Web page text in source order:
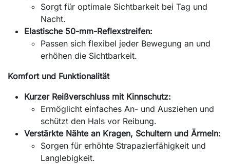
Sorgt für optimale Sichtbarkeit bei Tag und
Nacht.
Elastische 50-mm-Reflexstreifen:
Passen sich flexibel jeder Bewegung an und
erhöhen die Sichtbarkeit.
Komfort und Funktionalität
Kurzer Reißverschluss mit Kinnschutz:
Ermöglicht einfaches An- und Ausziehen und
schützt den Hals vor Reibung.
Verstärkte Nähte an Kragen, Schultern und Ärmeln:
Sorgen für erhöhte Strapazierfähigkeit und
Langlebigkeit.